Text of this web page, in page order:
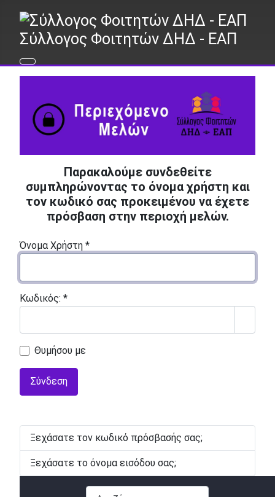
Σύλλογος Φοιτητών ΔΗΔ - ΕΑΠ
Παρακαλούμε συνδεθείτε
συμπληρώνοντας το όνομα χρήστη και
τον κωδικό σας προκειμένου να έχετε
πρόσβαση στην περιοχή μελών.
Όνομα Χρήστη *
Κωδικός: *
Θυμήσου με
Σύνδεση
Ξεχάσατε τον κωδικό πρόσβασής σας;
Ξεχάσατε το όνομα εισόδου σας;
Αναζήτηση...